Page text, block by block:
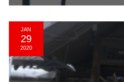
JAN
29
2020